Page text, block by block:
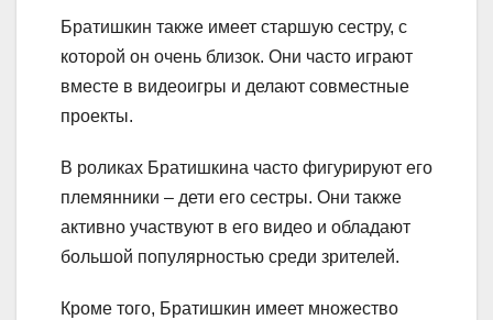
Братишкин также имеет старшую сестру, с
которой он очень близок. Они часто играют
вместе в видеоигры и делают совместные
проекты.
В роликах Братишкина часто фигурируют его
племянники – дети его сестры. Они также
активно участвуют в его видео и обладают
большой популярностью среди зрителей.
Кроме того, Братишкин имеет множество